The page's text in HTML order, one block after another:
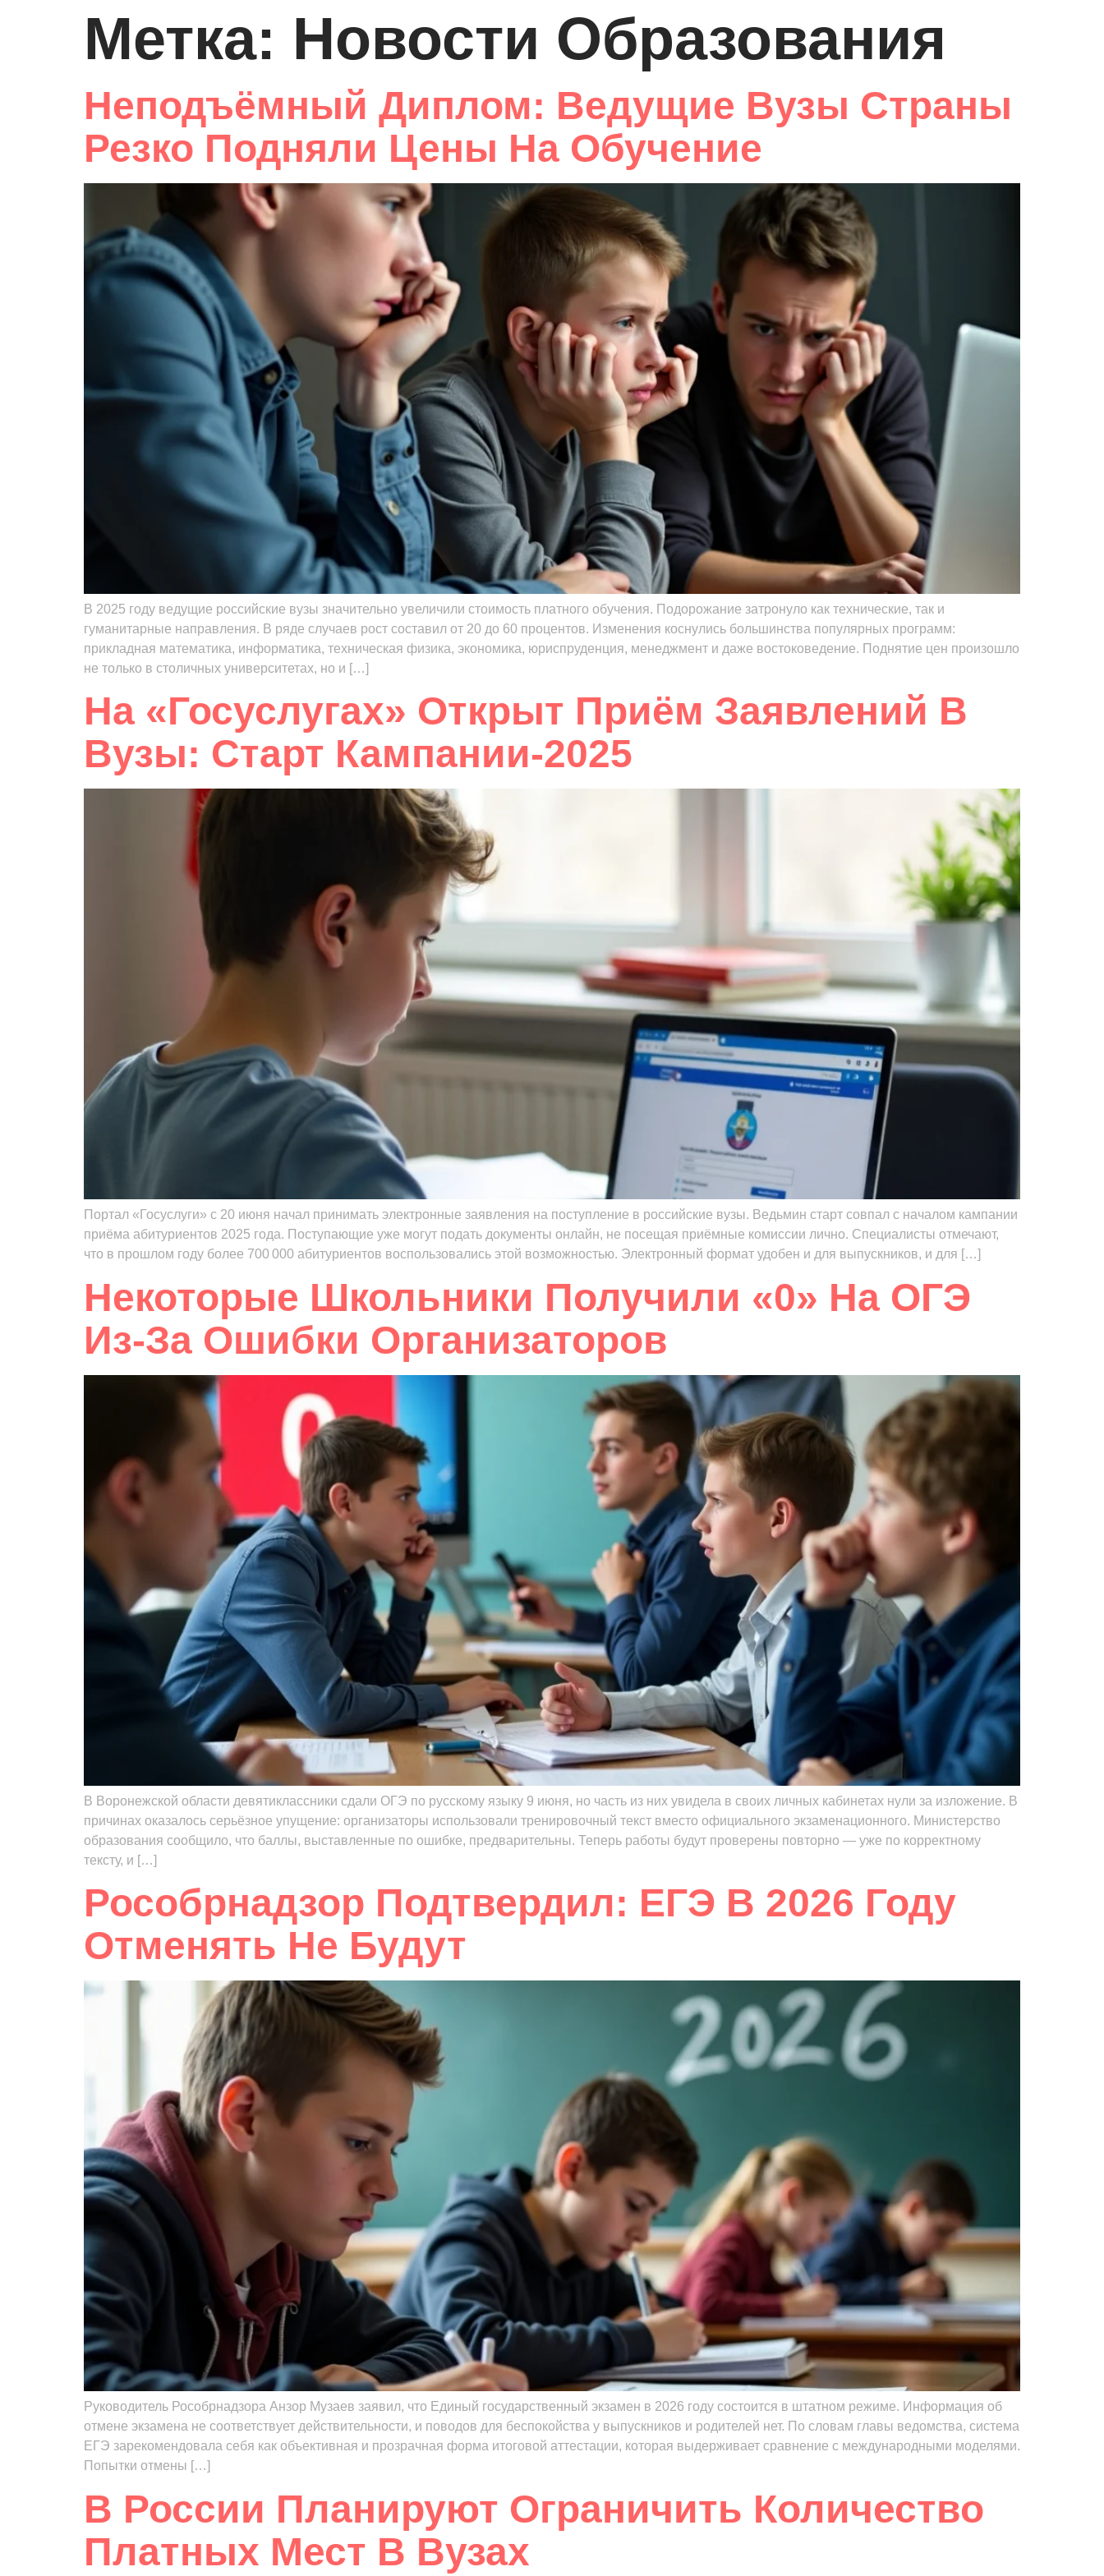
Метка: Новости Образования
Неподъёмный Диплом: Ведущие Вузы Страны
Резко Подняли Цены На Обучение
В 2025 году ведущие российские вузы значительно увеличили стоимость платного обучения. Подорожание затронуло как технические, так и
гуманитарные направления. В ряде случаев рост составил от 20 до 60 процентов. Изменения коснулись большинства популярных программ:
прикладная математика, информатика, техническая физика, экономика, юриспруденция, менеджмент и даже востоковедение. Поднятие цен произошло
не только в столичных университетах, но и […]
На «Госуслугах» Открыт Приём Заявлений В
Вузы: Старт Кампании-2025
Портал «Госуслуги» с 20 июня начал принимать электронные заявления на поступление в российские вузы. Ведьмин старт совпал с началом кампании
приёма абитуриентов 2025 года. Поступающие уже могут подать документы онлайн, не посещая приёмные комиссии лично. Специалисты отмечают,
что в прошлом году более 700 000 абитуриентов воспользовались этой возможностью. Электронный формат удобен и для выпускников, и для […]
Некоторые Школьники Получили «0» На ОГЭ
Из‑за Ошибки Организаторов
В Воронежской области девятиклассники сдали ОГЭ по русскому языку 9 июня, но часть из них увидела в своих личных кабинетах нули за изложение. В
причинах оказалось серьёзное упущение: организаторы использовали тренировочный текст вместо официального экзаменационного. Министерство
образования сообщило, что баллы, выставленные по ошибке, предварительны. Теперь работы будут проверены повторно — уже по корректному
тексту, и […]
Рособрнадзор Подтвердил: ЕГЭ В 2026 Году
Отменять Не Будут
Руководитель Рособрнадзора Анзор Музаев заявил, что Единый государственный экзамен в 2026 году состоится в штатном режиме. Информация об
отмене экзамена не соответствует действительности, и поводов для беспокойства у выпускников и родителей нет. По словам главы ведомства, система
ЕГЭ зарекомендовала себя как объективная и прозрачная форма итоговой аттестации, которая выдерживает сравнение с международными моделями.
Попытки отмены […]
В России Планируют Ограничить Количество
Платных Мест В Вузах